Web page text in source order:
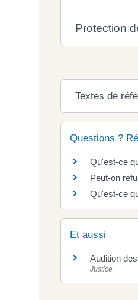
Protection
Textes de
Questions ?
Qu'est-ce
Peut-on
Qu'est-ce
Et aussi
Audition
Justice